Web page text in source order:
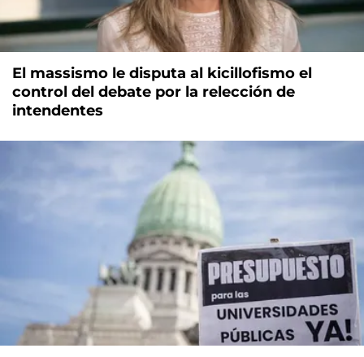
El massismo le disputa al kicillofismo el
control del debate por la relección de
intendentes